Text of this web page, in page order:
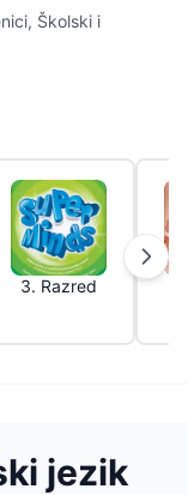
Školski i
3. Razred
jezik